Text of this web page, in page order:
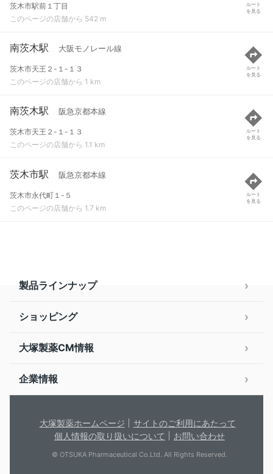
茨木市駅前１丁目
このページの店舗から 542 m
ルート
を見る
南茨木駅 大阪モノレール線
茨木市天王２-１-１３
このページの店舗から 1 km
ルート
を見る
南茨木駅 阪急京都本線
茨木市天王２-１-１３
このページの店舗から 1.1 km
ルート
を見る
茨木市駅 阪急京都本線
茨木市永代町１-５
このページの店舗から 1.7 km
ルート
を見る
製品ラインナップ
ショッピング
大塚製薬CM情報
企業情報
大塚製薬ホームページ
サイトのご利用にあたって
個人情報の取り扱いについて
お問い合わせ
© OTSUKA Pharmaceutical Co.Ltd. All Rights Reserved.